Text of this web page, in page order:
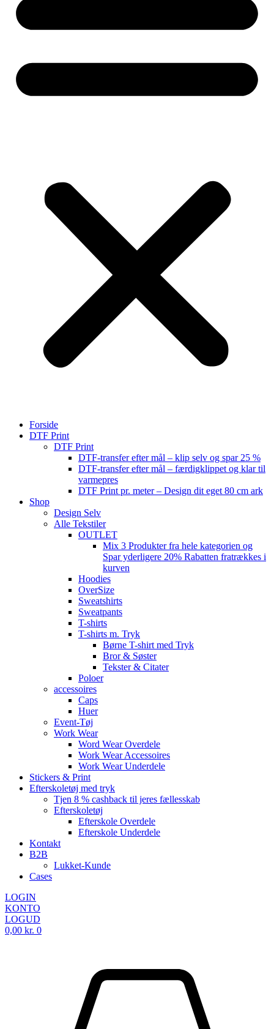
Forside
DTF Print
DTF Print
DTF-transfer efter mål – klip selv og spar 25 %
DTF-transfer efter mål – færdigklippet og klar til
varmepres
DTF Print pr. meter – Design dit eget 80 cm ark
Shop
Design Selv
Alle Tekstiler
OUTLET
Mix 3 Produkter fra hele kategorien og
Spar yderligere 20% Rabatten fratrækkes i
kurven
Hoodies
OverSize
Sweatshirts
Sweatpants
T-shirts
T-shirts m. Tryk
Børne T-shirt med Tryk
Bror & Søster
Tekster & Citater
Poloer
accessoires
Caps
Huer
Event-Tøj
Work Wear
Word Wear Overdele
Work Wear Accessoires
Work Wear Underdele
Stickers & Print
Efterskoletøj med tryk
Tjen 8 % cashback til jeres fællesskab
Efterskoletøj
Efterskole Overdele
Efterskole Underdele
Kontakt
B2B
Lukket-Kunde
Cases
LOGIN
KONTO
LOGUD
0,00 kr. 0